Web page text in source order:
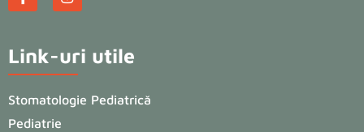
Link-uri utile
Stomatologie Pediatrică
Pediatrie